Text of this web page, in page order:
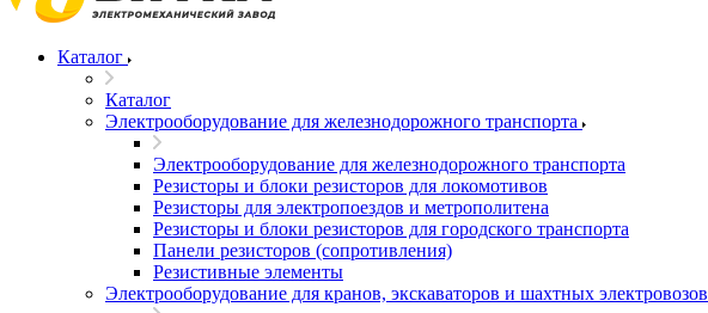
Каталог
Каталог
Электрооборудование для железнодорожного транспорта
Электрооборудование для железнодорожного транспорта
Резисторы и блоки резисторов для локомотивов
Резисторы для электропоездов и метрополитена
Резисторы и блоки резисторов для городского транспорта
Панели резисторов (сопротивления)
Резистивные элементы
Электрооборудование для кранов, экскаваторов и шахтных электровозов